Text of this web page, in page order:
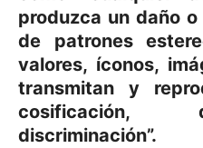
produzca un daño
de patrones
valores, íconos,
transmitan y
cosificación,
discriminación”.